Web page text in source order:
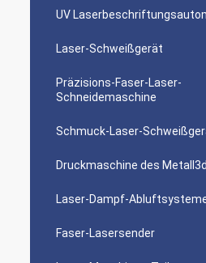
UV
Laser-Schweißgerät
Präzisions-Faser-Laser-
Schneidemaschine
Schmuck-Laser-
Druckmaschine des Metall3d
Laser-Dampf-
Faser-Lasersender